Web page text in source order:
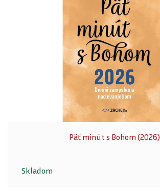
Päť minút s Bohom (2026)
Skladom